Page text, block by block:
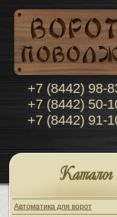
+7 (8442) 98-
+7 (8442) 50-
+7 (8442) 91-
Каталог
Автоматика для ворот